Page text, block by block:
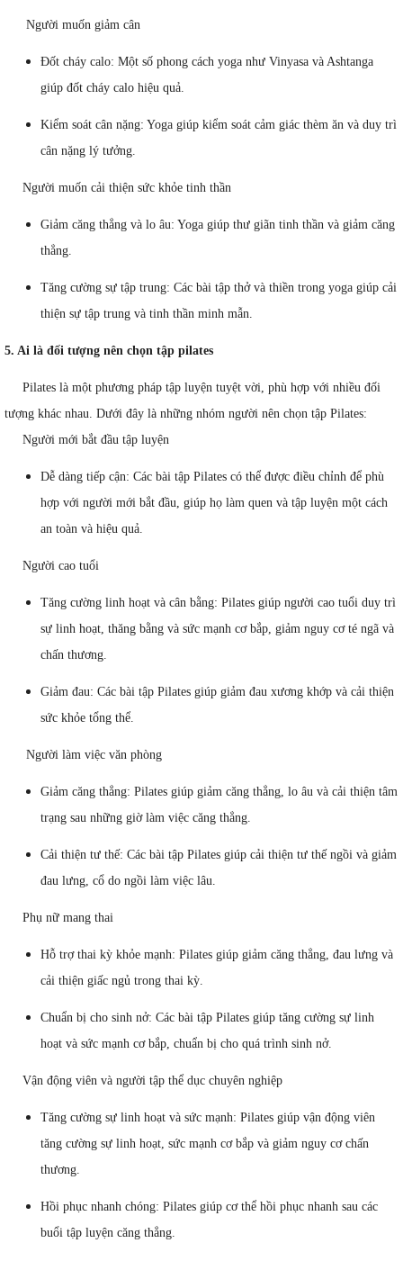
Người muốn giảm cân
Đốt cháy calo: Một số phong cách yoga như Vinyasa và Ashtanga
giúp đốt cháy calo hiệu quả.
Kiểm soát cân nặng: Yoga giúp kiểm soát cảm giác thèm ăn và duy trì
cân nặng lý tưởng.
Người muốn cải thiện sức khỏe tinh thần
Giảm căng thẳng và lo âu: Yoga giúp thư giãn tinh thần và giảm căng
thẳng.
Tăng cường sự tập trung: Các bài tập thở và thiền trong yoga giúp cải
thiện sự tập trung và tinh thần minh mẫn.
5. Ai là đối tượng nên chọn tập pilates
Pilates là một phương pháp tập luyện tuyệt vời, phù hợp với nhiều đối
tượng khác nhau. Dưới đây là những nhóm người nên chọn tập Pilates:
Người mới bắt đầu tập luyện
Dễ dàng tiếp cận: Các bài tập Pilates có thể được điều chỉnh để phù
hợp với người mới bắt đầu, giúp họ làm quen và tập luyện một cách
an toàn và hiệu quả.
Người cao tuổi
Tăng cường linh hoạt và cân bằng: Pilates giúp người cao tuổi duy trì
sự linh hoạt, thăng bằng và sức mạnh cơ bắp, giảm nguy cơ té ngã và
chấn thương.
Giảm đau: Các bài tập Pilates giúp giảm đau xương khớp và cải thiện
sức khỏe tổng thể.
Người làm việc văn phòng
Giảm căng thẳng: Pilates giúp giảm căng thẳng, lo âu và cải thiện tâm
trạng sau những giờ làm việc căng thẳng.
Cải thiện tư thế: Các bài tập Pilates giúp cải thiện tư thế ngồi và giảm
đau lưng, cổ do ngồi làm việc lâu.
Phụ nữ mang thai
Hỗ trợ thai kỳ khỏe mạnh: Pilates giúp giảm căng thẳng, đau lưng và
cải thiện giấc ngủ trong thai kỳ.
Chuẩn bị cho sinh nở: Các bài tập Pilates giúp tăng cường sự linh
hoạt và sức mạnh cơ bắp, chuẩn bị cho quá trình sinh nở.
Vận động viên và người tập thể dục chuyên nghiệp
Tăng cường sự linh hoạt và sức mạnh: Pilates giúp vận động viên
tăng cường sự linh hoạt, sức mạnh cơ bắp và giảm nguy cơ chấn
thương.
Hồi phục nhanh chóng: Pilates giúp cơ thể hồi phục nhanh sau các
buổi tập luyện căng thẳng.